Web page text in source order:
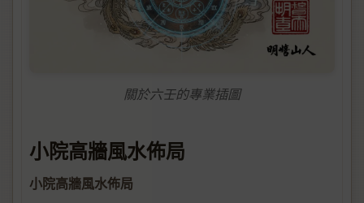
關於六壬的專業插圖
小院高牆風水佈局
小院高牆風水佈局